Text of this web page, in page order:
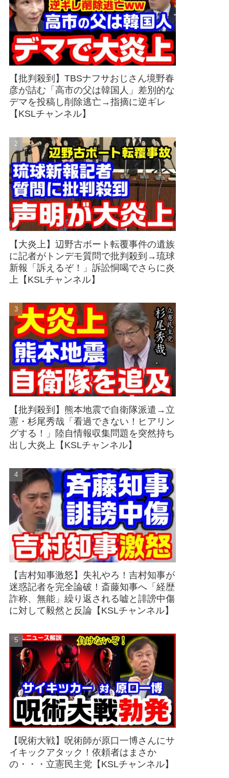
【批判殺到】TBSナフサおじさん境野春
彦が詰む「高市の父は韓国人」差別的な
デマを投稿し削除逃亡→指摘に逆ギレ
【KSLチャンネル】
【大炎上】辺野古ボート転覆事件の遺族
に記者がトンデモ質問で批判殺到→琉球
新報「訴えるぞ！」訴訟恫喝でさらに炎
上【KSLチャンネル】
【批判殺到】熊本地震で自衛隊派遣→立
憲・杉尾秀哉「看過できない！ヒアリン
グする！」陸自情報収集問題を突然持ち
出し大炎上【KSLチャンネル】
【吉村知事激怒】失礼やろ！吉村知事が
迷惑記者を完全論破！斎藤知事へ「経歴
詐称、無能」繰り返される嘘と誹謗中傷
に対して毅然と反論【KSLチャンネル】
【呪術大戦】呪術師が原口一博さんにサ
イキックアタック！依頼者はまさか
の・・・立憲民主党【KSLチャンネル】